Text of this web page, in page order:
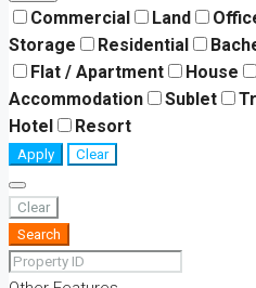
Commercial Land
Storage
Residential
Flat / Apartment
House
Accommodation
Sublet
Hotel
Resort
Apply Clear
Clear
Search